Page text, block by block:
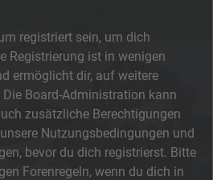
registriert sein, um dich
Registrierung ist in wenigen
ermöglicht dir, auf weitere
Board-Administration kann
zusätzliche Berechtigungen
Nutzungsbedingungen und
bevor du dich registrierst. Bitte
Forenregeln, wenn du dich in